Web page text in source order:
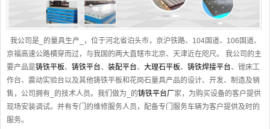
我公司是_的量具生产_，位于河北省泊头市，京沪铁路、104国道、106国道、
京福高速公路横穿而过，与我国的两大直辖市北京、天津近在咫尺。 我公司的主
要产品是铸铁平板、 铸铁平台、 装配平台、 大理石平板、 铸铁焊接平台、镗床工
作台、震动实验台以及其他铸铁平板和花岗石量具产品的设计、开发、制造及销
售，公司拥有_的技术人员。我们做为_的铸铁平台厂家，为购买设备的客户提供
现场安装调试。并有专门的维修服务人员，配备专门服务车辆为客户提供及时的
服务。